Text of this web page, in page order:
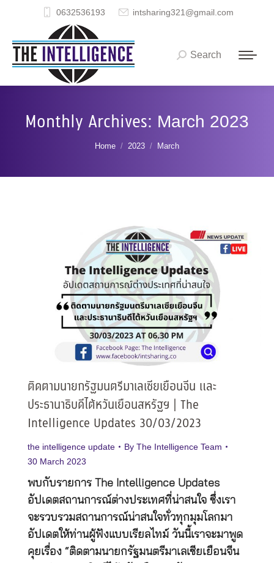
0632536193 intsharing321@gmail.com
Search:
Search
Monthly Archives: March 2023
You are here:
Home 2023 March
ติดตามนายกรัฐมนตรีมาเลเซียเยือนจีน และ
ประธานาธิบดีไต้หวันเยือนสหรัฐฯ | The
Intelligence Updates 30/03/2023
the intelligence update By The Intelligence Team
30 March 2023
พบกับรายการ The Intelligence Updates
อัปเดตสถานการณ์ต่างประเทศที่น่าสนใจ ซึ่งเรา
จะรวบรวมสถานการณ์น่าสนใจทั่วทุกมุมโลกมา
อัปเดตให้ท่านผู้ฟังแบบเรียลไทม์ วันนี้เราจะมาพูด
คุยเรื่อง “ติดตามนายกรัฐมนตรีมาเลเซียเยือนจีน